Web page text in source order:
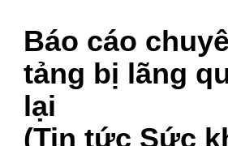
Báo cáo
tảng bị lãng
lại
(Tin tức Sức